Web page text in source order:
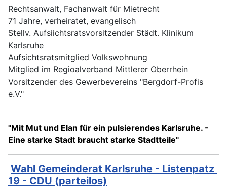
Rechtsanwalt, Fachanwalt für Mietrecht
71 Jahre, verheiratet, evangelisch
Stellv. Aufsiichtsratsvorsitzender Städt. Klinikum
Karlsruhe
Aufsichtsratsmitglied Volkswohnung
Mitglied im Regioalverband Mittlerer Oberrhein
Vorsitzender des Gewerbevereins "Bergdorf-Profis
e.V."
"Mit Mut und Elan für ein pulsierendes Karlsruhe. -
Eine starke Stadt braucht starke Stadtteile"
Wahl Gemeinderat Karlsruhe - Listenpatz
19 - CDU (parteilos)